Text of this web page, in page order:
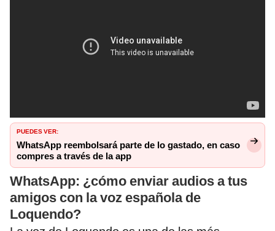
PUEDES VER:
WhatsApp reembolsará parte de lo gastado, en caso
compres a través de la app
WhatsApp: ¿cómo enviar audios a tus
amigos con la voz española de
Loquendo?